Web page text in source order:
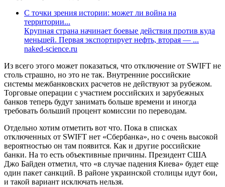
С точки зрения истории: может ли война на
территории...
Крупная страна начинает боевые действия против куда
меньшей. Первая экспортирует нефть, вторая — ...
naked-science.ru
Из всего этого может показаться, что отключение от SWIFT не
столь страшно, но это не так. Внутренние российские
системы межбанковских расчетов не действуют за рубежом.
Торговые операции с участием российских и зарубежных
банков теперь будут занимать больше времени и иногда
требовать больший процент комиссии по переводам.
Отдельно хотим отметить вот что. Пока в списках
отключенных от SWIFT нет «Сбербанка», но с очень высокой
вероятностью он там появится. Как и другие российские
банки. На то есть объективные причины. Президент США
Джо Байден отметил, что «в случае падения Киева» будет еще
один пакет санкций. В районе украинской столицы идут бои,
и такой вариант исключать нельзя.